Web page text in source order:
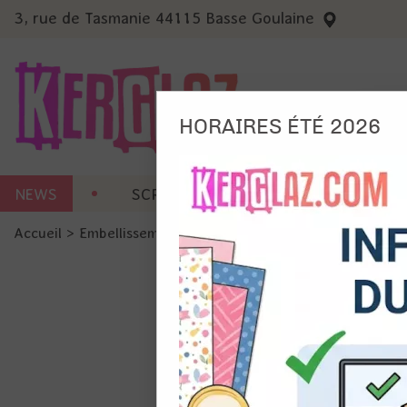
3, rue de Tasmanie 44115 Basse Goulaine
NEWS SCRAP CARTERIE MACHINES
Accueil > Embellissement > Breloque
Ils
et du
précises
Si vous
de la
HORAIRES ÉTÉ 2026